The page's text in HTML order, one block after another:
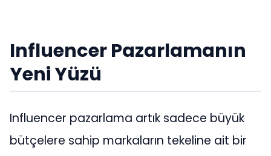
Influencer Pazarlamanın
Yeni Yüzü
Influencer pazarlama artık sadece büyük
bütçelere sahip markaların tekeline ait bir